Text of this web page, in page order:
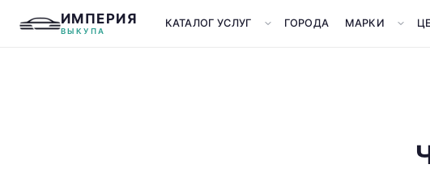
ИМПЕРИЯ
ВЫКУПА
КАТАЛОГ УСЛУГ ГОРОДА МАРКИ